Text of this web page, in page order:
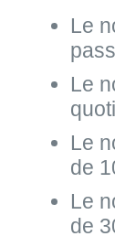
Le
Le
Le
de
Le
de